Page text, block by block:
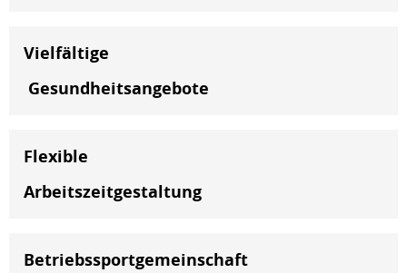
Vielfältige
Gesundheitsangebote
Flexible
Arbeitszeitgestaltung
Betriebssportgemeinschaft